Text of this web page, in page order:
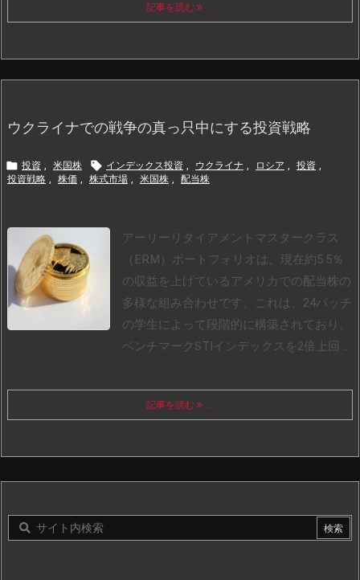
記事を読む ...
ウクライナでの戦争の真っ只中にする投資戦略
 投資 , 米国株  インデックス投資 , ウクライナ , ロシア , 投資 ,
投資戦略 , 株価 , 株式市場 , 米国株 , 配当株
アーリーリタイアメントマスタークラス
（ERM）ポートフォリオは、現在約5.5％
の収益を上げているアメリカでの配当株の
多様な組み合わせです。これは、24バッチ
の学生によって段階的に構築されており、
ベンチマークSTIインデックスを2倍上回 ...
記事を読む ...